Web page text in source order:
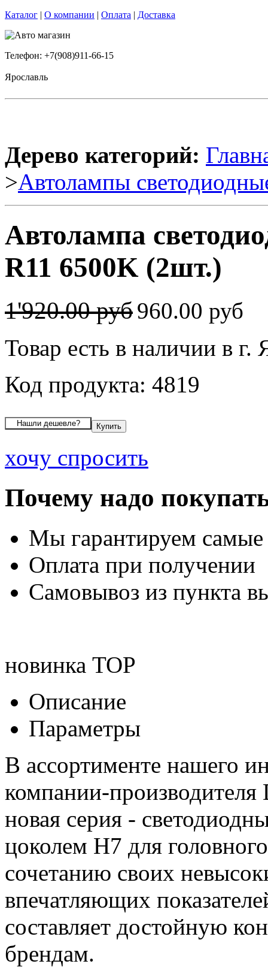
Каталог | О компании | Оплата | Доставка
Телефон: +7(908)911-66-15
Ярославль
Дерево категорий:
>Автолампы
Автолампа
R11 6500K (2шт.)
1'920.00 руб960.00 руб
Товар есть в наличии в г.
Код продукта: 4819
хочу спросить
Почему надо
Мы гарантируем
Оплата при получении
Самовывоз из пункта
новинка TOP
Описание
Параметры
В ассортименте нашего
компании-производителя
новая серия -
цоколем H7 для
сочетанию своих
впечатляющих
составляет достойную
брендам.